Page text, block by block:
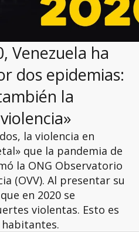
Venezuela ha
dos epidemias:
la
la violencia en
que la pandemia de
la ONG Observatorio
(OVV). Al presentar su
en 2020 se
violentas. Esto es
habitantes.